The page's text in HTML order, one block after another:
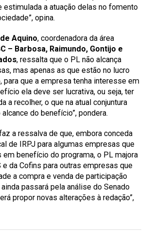
estimulada a atuação delas no fomento
opina.
Aquino, coordenadora da área
– Barbosa, Raimundo, Gontijo e
, ressalta que o PL não alcança
mas apenas as que estão no lucro
para que a empresa tenha interesse em
ela deve ser lucrativa, ou seja, ter
a recolher, o que na atual conjuntura
do benefício”, pondera.
a ressalva de que, embora conceda
de IRPJ para algumas empresas que
benefício do programa, o PL majora
e da Cofins para outras empresas que
a compra e venda de participação
ainda passará pela análise do Senado
propor novas alterações à redação”,